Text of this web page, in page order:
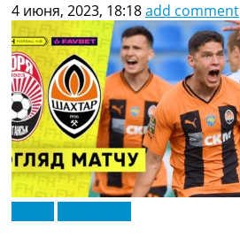
4 июня, 2023, 18:18add comment